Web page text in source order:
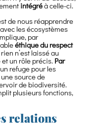
intégréà celle-ci.
de nous réapprendre
les écosystèmes
par
éthique du respect
n’est laissé au
un rôle précis.Par
refuge pour les
source de
de biodiversité.
plusieurs fonctions,
relations